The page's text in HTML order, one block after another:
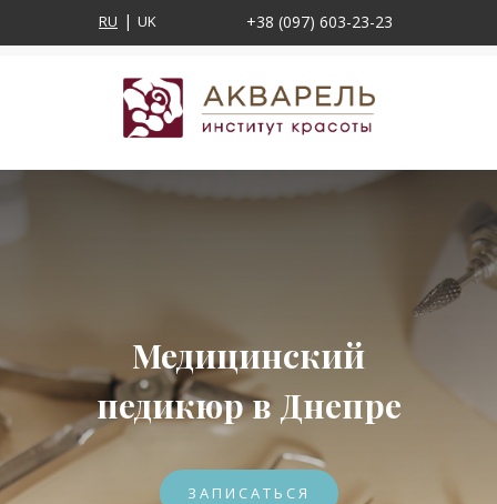
RU UK +38 (097) 603-23-23
Медицинский
педикюр в Днепре
ЗАПИСАТЬСЯ